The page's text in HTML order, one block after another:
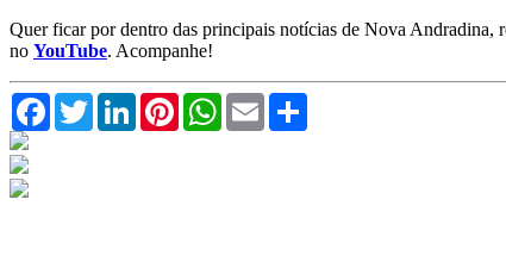
Quer ficar por dentro das principais notícias de Nova Andradina,
no YouTube. Acompanhe!
FacebookTwitterLinkedInPinterestWhatsApp
Email